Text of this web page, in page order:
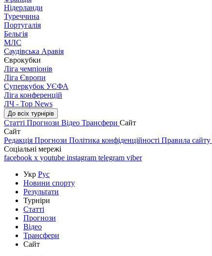
Нідерланди
Туреччина
Португалія
Бельгія
МЛС
Саудівська Аравія
Єврокубки
Ліга чемпіонів
Ліга Європи
Суперкубок УЄФА
Ліга конференцій
ЛЧ - Top News
До всіх турнірів
Статті Прогнози Відео Трансфери Сайт
Сайт
Редакція Прогнози Політика конфіденційності Правила сайту
Соціальні мережі
facebook x youtube instagram telegram viber
Укр Рус
Новини спорту
Результати
Турніри
Статті
Прогнози
Відео
Трансфери
Сайт